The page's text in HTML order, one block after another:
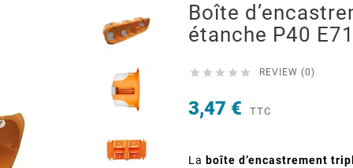
Boîte
étanche P40
     REVIEW (0)
3,47 € TTC
La boîte d’encastrement